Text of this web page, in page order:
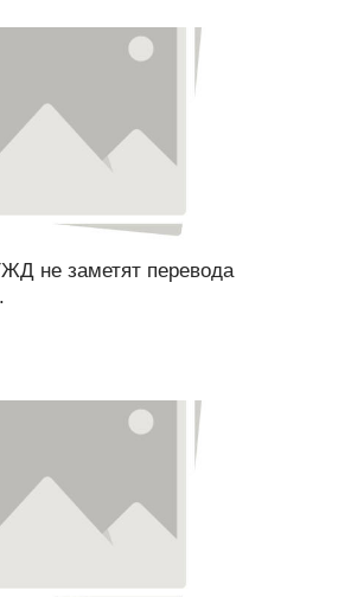
не заметят перевода